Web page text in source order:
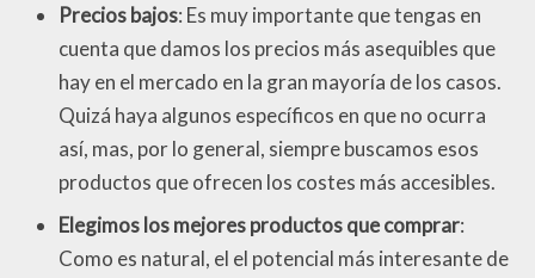
Precios bajos: Es muy importante que tengas en
cuenta que damos los precios más asequibles que
hay en el mercado en la gran mayoría de los casos.
Quizá haya algunos específicos en que no ocurra
así, mas, por lo general, siempre buscamos esos
productos que ofrecen los costes más accesibles.
Elegimos los mejores productos que comprar:
Como es natural, el el potencial más interesante de